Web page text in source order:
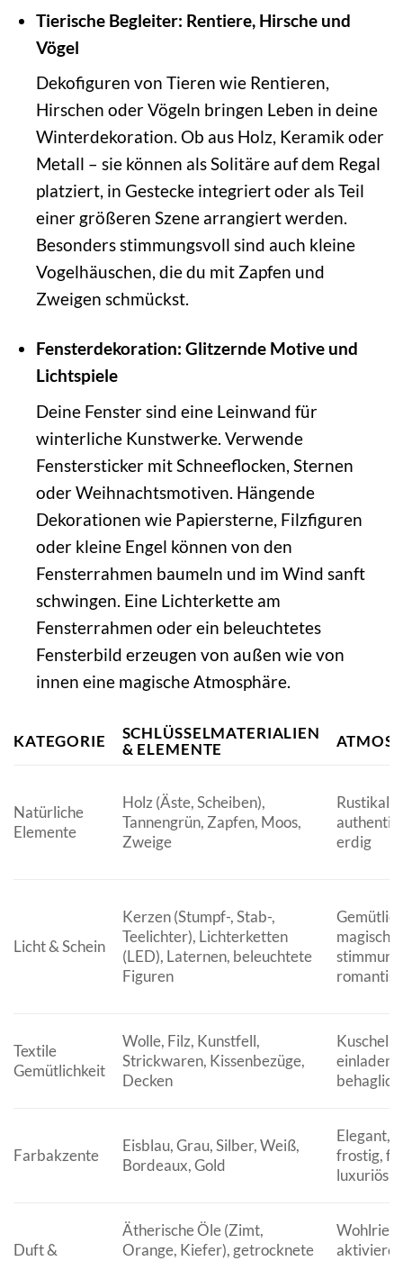
Tierische Begleiter: Rentiere, Hirsche und
Vögel
Dekofiguren von Tieren wie Rentieren,
Hirschen oder Vögeln bringen Leben in deine
Winterdekoration. Ob aus Holz, Keramik oder
Metall – sie können als Solitäre auf dem Regal
platziert, in Gestecke integriert oder als Teil
einer größeren Szene arrangiert werden.
Besonders stimmungsvoll sind auch kleine
Vogelhäuschen, die du mit Zapfen und
Zweigen schmückst.
Fensterdekoration: Glitzernde Motive und
Lichtspiele
Deine Fenster sind eine Leinwand für
winterliche Kunstwerke. Verwende
Fenstersticker mit Schneeflocken, Sternen
oder Weihnachtsmotiven. Hängende
Dekorationen wie Papiersterne, Filzfiguren
oder kleine Engel können von den
Fensterrahmen baumeln und im Wind sanft
schwingen. Eine Lichterkette am
Fensterrahmen oder ein beleuchtetes
Fensterbild erzeugen von außen wie von
innen eine magische Atmosphäre.
KATEGORIE
SCHLÜSSELMATERIALIEN
& ELEMENTE
Natürliche
Elemente
Holz (Äste, Scheiben),
Tannengrün, Zapfen, Moos,
Zweige
Rustikal,
erdig
Licht & Schein
Kerzen (Stumpf-, Stab-,
Teelichter), Lichterketten
(LED), Laternen, beleuchtete
Figuren
magisch,
Textile
Gemütlichkeit
Wolle, Filz, Kunstfell,
Strickwaren, Kissenbezüge,
Decken
behaglich
Farbakzente
Eisblau, Grau, Silber, Weiß,
Bordeaux, Gold
Elegant,
frostig,
luxuriös
Duft &
Ätherische Öle (Zimt,
Orange, Kiefer), getrocknete